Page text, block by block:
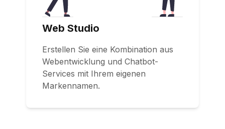
Web Studio
Erstellen Sie eine Kombination aus
Webentwicklung und Chatbot-
Services mit Ihrem eigenen
Markennamen.